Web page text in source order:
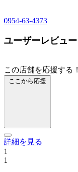
0954-63-4373
ユーザーレビュー
この店舗を応援する！
ここから応援
詳細を見る
1
1